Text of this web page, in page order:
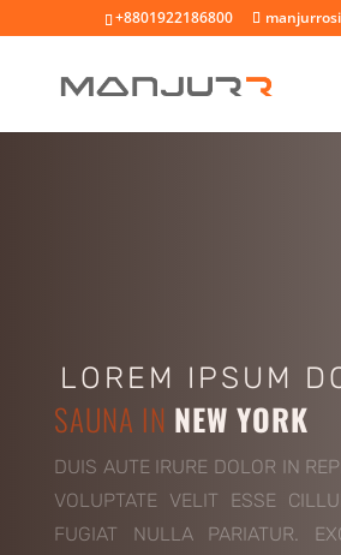
+8801922186800
LOREM IPSUM
SAUNA IN NEW YORK
DUIS AUTE IRURE DOLOR IN
VOLUPTATE VELIT ESSE
FUGIAT NULLA PARIATUR.